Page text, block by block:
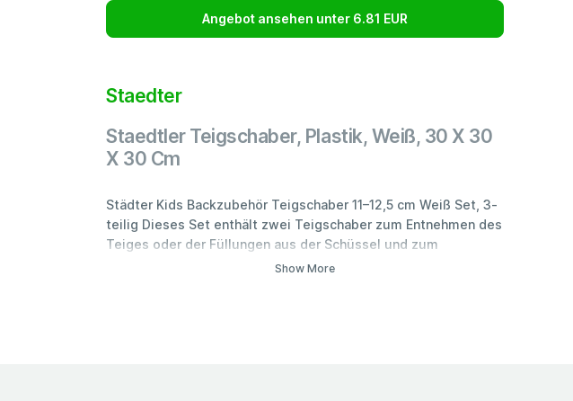
Angebot ansehen unter 6.81 EUR
Staedter
Staedtler Teigschaber, Plastik, Weiß, 30 X 30
X 30 Cm
Städter Kids Backzubehör Teigschaber 11–12,5 cm Weiß Set, 3-
teilig Dieses Set enthält zwei Teigschaber zum Entnehmen des
Teiges oder der Füllungen aus der Schüssel und zum
Glattstreichen in der Form Mit dem Kammschaber verzieren Sie
Show More